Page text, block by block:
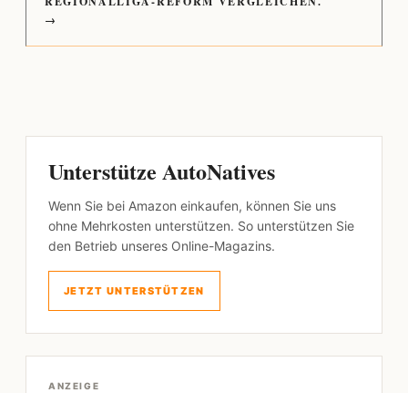
→
Unterstütze AutoNatives
Wenn Sie bei Amazon einkaufen, können Sie uns
ohne Mehrkosten unterstützen. So unterstützen Sie
den Betrieb unseres Online-Magazins.
JETZT UNTERSTÜTZEN
ANZEIGE